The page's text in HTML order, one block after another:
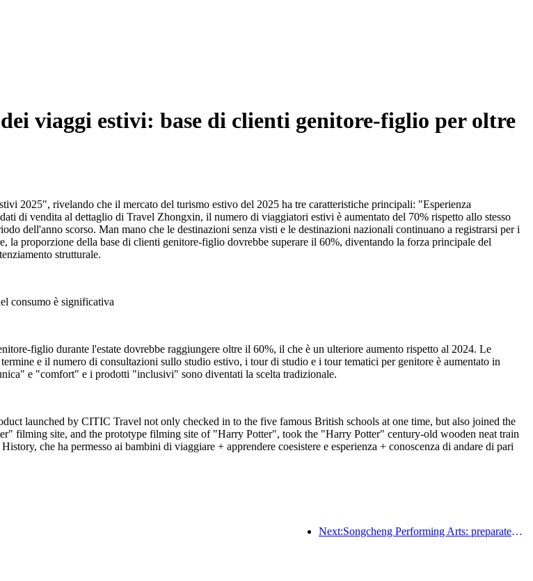
viaggi estivi: base di clienti genitore-figlio per oltre
2025", rivelando che il mercato del turismo estivo del 2025 ha tre caratteristiche principali: "Esperienza
di vendita al dettaglio di Travel Zhongxin, il numero di viaggiatori estivi è aumentato del 70% rispetto allo stesso
dell'anno scorso. Man mano che le destinazioni senza visti e le destinazioni nazionali continuano a registrarsi per i
proporzione della base di clienti genitore-figlio dovrebbe superare il 60%, diventando la forza principale del
strutturale.
consumo è significativa
figlio durante l'estate dovrebbe raggiungere oltre il 60%, il che è un ulteriore aumento rispetto al 2024. Le
e il numero di consultazioni sullo studio estivo, i tour di studio e i tour tematici per genitore è aumentato in
e "comfort" e i prodotti "inclusivi" sono diventati la scelta tradizionale.
launched by CITIC Travel not only checked in to the five famous British schools at one time, but also joined the
filming site, and the prototype filming site of "Harry Potter", took the "Harry Potter" century-old wooden neat train
che ha permesso ai bambini di viaggiare + apprendere coesistere e esperienza + conoscenza di andare di pari
Next:Songcheng Performing Arts: preparatevi sia per il mercato che per gli eventi durante l'alta stagione turistica estiva